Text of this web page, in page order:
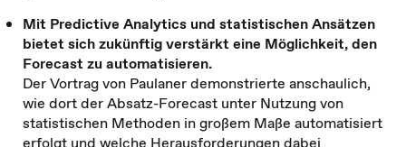
Mit Predictive Analytics und statistischen Ansätzen
bietet sich zukünftig verstärkt eine Möglichkeit, den
Forecast zu automatisieren.
Der Vortrag von Paulaner demonstrierte anschaulich,
wie dort der Absatz-Forecast unter Nutzung von
statistischen Methoden in großem Maße automatisiert
erfolgt und welche Herausforderungen dabei